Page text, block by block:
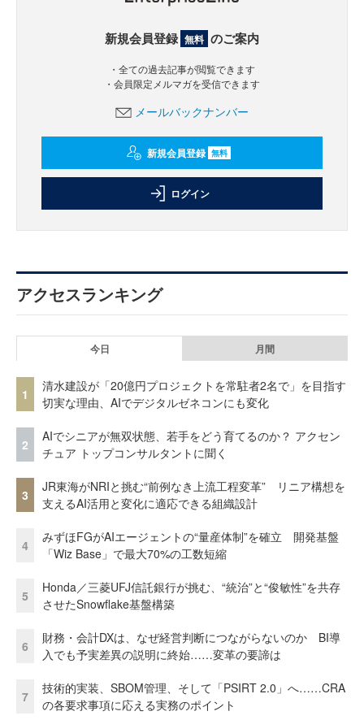
新規会員登録 無料 のご案内
・全ての過去記事が閲覧できます
・会員限定メルマガを受信できます
メールバックナンバー
新規会員登録 無料
ログイン
アクセスランキング
今日 月間
1
清水建設が「20億円プロジェクトを常駐者2名で」を目指す
切実な理由、AIでデジタルゼネコンにも変化
2
AIでシニアが無双状態、若手をどう育てるのか？ アクセン
チュア トップコンサルタントに聞く
3
JR東海がNRIと挑む“前例なき上流工程変革” リニア構想を
支えるAI活用と変化に適応できる組織設計
4
みずほFGがAIエージェントの“量産体制”を確立 開発基盤
「Wiz Base」で最大70%の工数短縮
5
Honda／三菱UFJ信託銀行が挑む、“統治”と“俊敏性”を共存
させたSnowflake基盤構築
6
財務・会計DXは、なぜ経営判断につながらないのか BI導
入でも予実差異の説明に終始……変革の要諦は
7
技術的実装、SBOM管理、そして「PSIRT 2.0」へ……CRA
の各要求事項に応える実務のポイント